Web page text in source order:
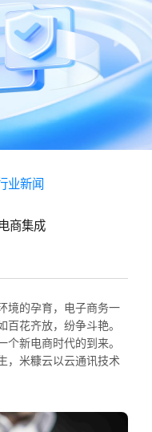
业新闻
商集成
境的孕育，电子商务一
百花齐放，纷争斗艳。
个新电商时代的到来。
，米糠云以云通讯技术